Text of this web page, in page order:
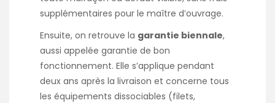
supplémentaires pour le maître d’ouvrage.
Ensuite, on retrouve la garantie biennale,
aussi appelée garantie de bon
fonctionnement. Elle s’applique pendant
deux ans après la livraison et concerne tous
les équipements dissociables (filets,